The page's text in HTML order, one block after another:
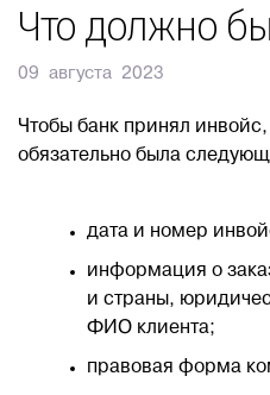
Компания
Инвесторам
Что должно
09 августа 2023
Чтобы банк принял
обязательно была
дата и номер
информация о
и страны,
ФИО клиента;
правовая форма